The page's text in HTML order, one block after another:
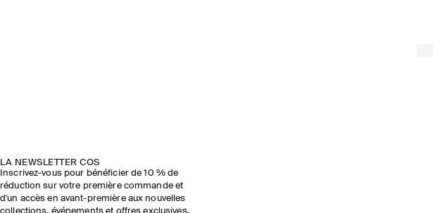
LA NEWSLETTER COS
Inscrivez-vous pour bénéficier de 10 % de
réduction sur votre première commande et
d'un accès en avant-première aux nouvelles